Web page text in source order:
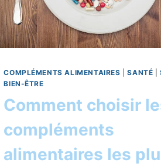
COMPLÉMENTS ALIMENTAIRES |SANTÉ |
BIEN-ÊTRE
Comment choisir
compléments
alimentaires les